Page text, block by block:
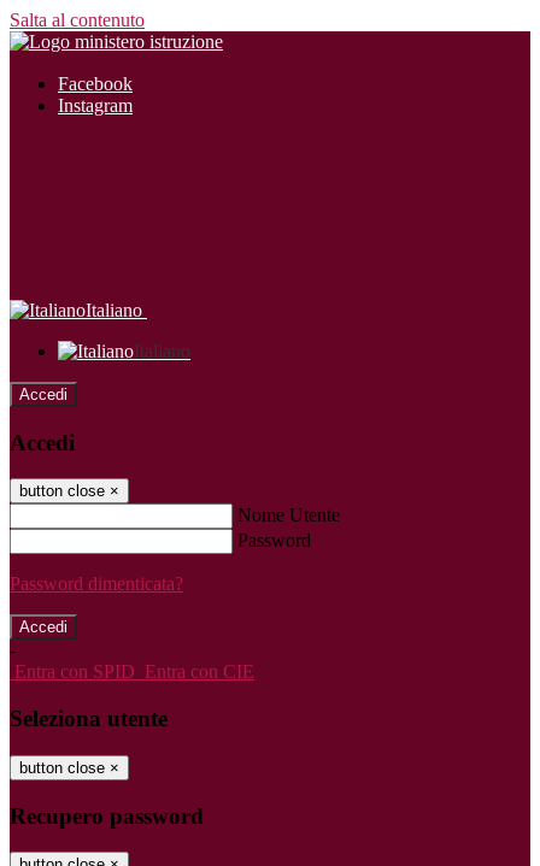
Salta al contenuto
Facebook
Instagram
Italiano
Italiano
Accedi
Accedi
button close ×
Nome Utente
Password
Password dimenticata?
-
Entra con SPID Entra con CIE
Seleziona utente
button close ×
Recupero password